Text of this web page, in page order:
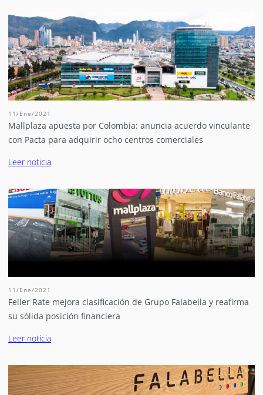
11/Ene/2021
Mallplaza apuesta por Colombia: anuncia acuerdo vinculante
con Pacta para adquirir ocho centros comerciales
Leer noticia
11/Ene/2021
Feller Rate mejora clasificación de Grupo Falabella y reafirma
su sólida posición financiera
Leer noticia